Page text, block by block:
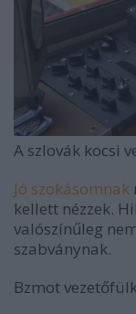
A szlovák kocsi
Jó szokásomnak
kellett nézzek.
valószínűleg
szabványnak.
Bzmot